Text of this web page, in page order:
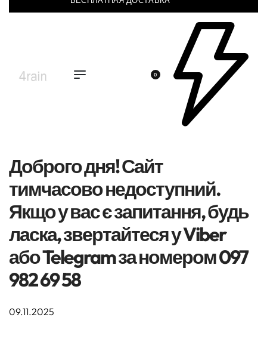
0
Доброго дня! Сайт
тимчасово недоступний.
Якщо у вас є запитання, будь
ласка, звертайтеся у Viber
або Telegram за номером 097
982 69 58
09.11.2025